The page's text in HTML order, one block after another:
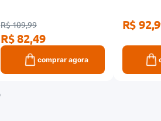
R$ 109,99
R$ 82,49
comprar agora
R$